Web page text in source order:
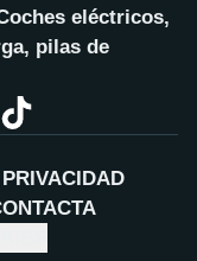
eléctricos,
pilas de